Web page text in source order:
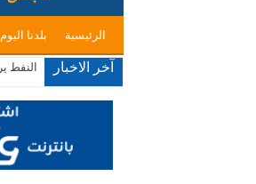
الرئيسية بلدنا اليوم
آخر الاخبار النفط